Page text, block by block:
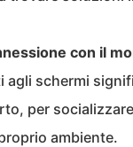
con il
agli schermi
per
ambiente.